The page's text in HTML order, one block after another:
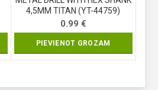
4,5MM TITAN (YT-44759)
0.99 €
PIEVIENOT GROZAM